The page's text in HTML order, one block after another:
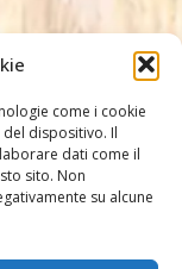
come i cookie
dispositivo. Il
dati come il
sito. Non
su alcune